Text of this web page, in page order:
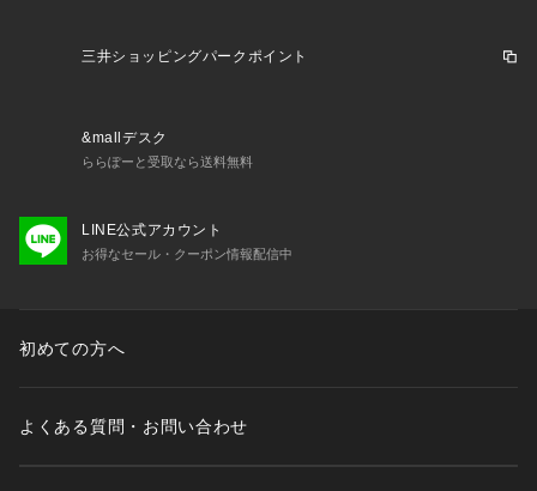
三井ショッピングパークポイント
&mallデスク
ららぽーと受取なら送料無料
LINE公式アカウント
お得なセール・クーポン情報配信中
初めての方へ
よくある質問・お問い合わせ